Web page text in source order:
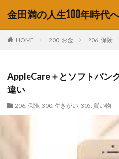
金田満の人生100年時代
HOME 200. お金 206. 保険
AppleCare＋とソフトバン
違い
206. 保険, 300. 生きがい, 305. 買い物